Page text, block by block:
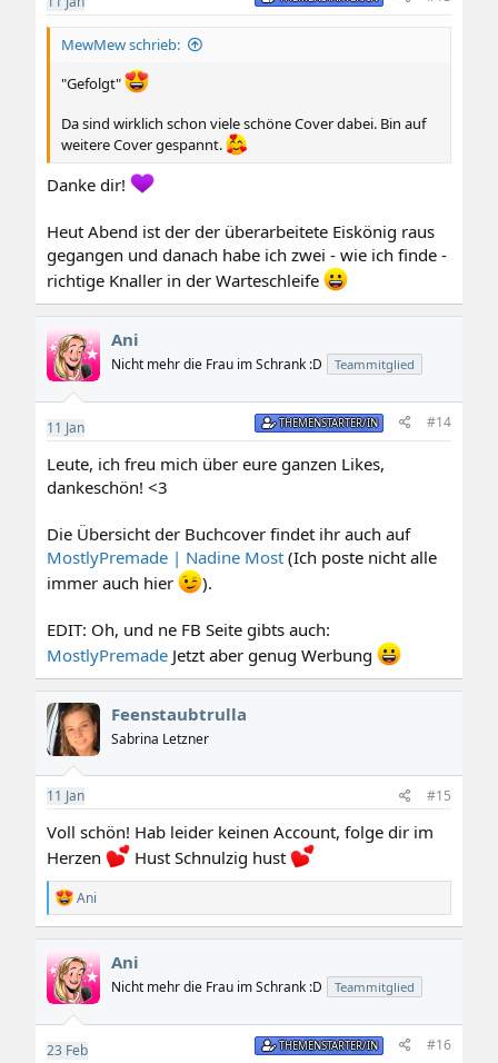
MewMew schrieb:
"Gefolgt"
Da sind wirklich schon viele schöne Cover dabei. Bin auf
weitere Cover gespannt.
Danke dir!
Heut Abend ist der der überarbeitete Eiskönig raus
gegangen und danach habe ich zwei - wie ich finde -
richtige Knaller in der Warteschleife
Ani
Nicht mehr die Frau im Schrank :D Teammitglied
11 Jan THEMENSTARTER/IN #14
Leute, ich freu mich über eure ganzen Likes,
dankeschön! <3
Die Übersicht der Buchcover findet ihr auch auf
MostlyPremade | Nadine Most (Ich poste nicht alle
immer auch hier
).
EDIT: Oh, und ne FB Seite gibts auch:
MostlyPremade Jetzt aber genug Werbung
Feenstaubtrulla
Sabrina Letzner
11 Jan #15
Voll schön! Hab leider keinen Account, folge dir im
Herzen
Hust Schnulzig hust
R
e
a
t
i
o
n
n
Ani
Ani
Nicht mehr die Frau im Schrank :D Teammitglied
23 Feb THEMENSTARTER/IN #16